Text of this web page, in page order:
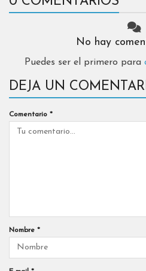
No hay
Puedes ser el primero para
DEJA UN
Comentario *
Nombre *